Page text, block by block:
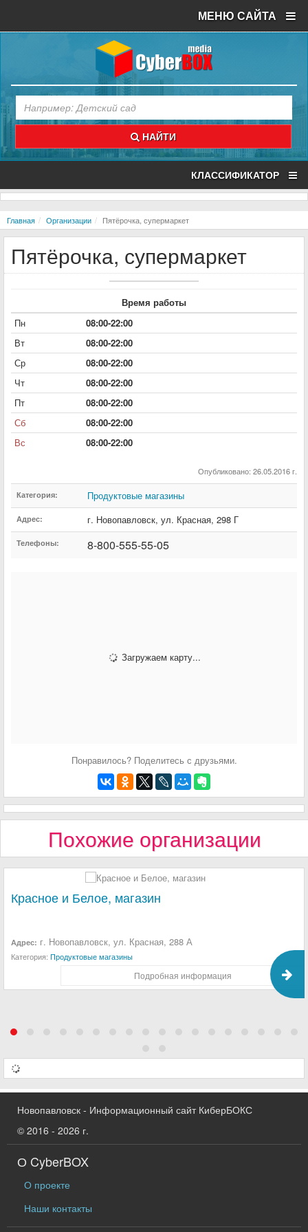
МЕНЮ САЙТА
НАЙТИ
КЛАССИФИКАТОР
Главная Организации Пятёрочка, супермаркет
Пятёрочка, супермаркет
Время работы
Пн
08:00-22:00
Вт
08:00-22:00
Ср
08:00-22:00
Чт
08:00-22:00
Пт
08:00-22:00
Сб
08:00-22:00
Вс
08:00-22:00
Опубликовано: 26.05.2016 г.
Категория: Продуктовые магазины
Адрес: г. Новопавловск, ул. Красная, 298 Г
Телефоны: 8-800-555-55-05
Загружаем карту...
Понравилось? Поделитесь с друзьями.
Похожие организации
Красное и Белое, магазин
Адрес: г. Новопавловск, ул. Красная, 288 А
Категория: Продуктовые магазины
Подробная информация
Новопавловск - Информационный сайт КиберБОКС
© 2016 - 2026 г.
О CyberBOX
О проекте
Наши контакты